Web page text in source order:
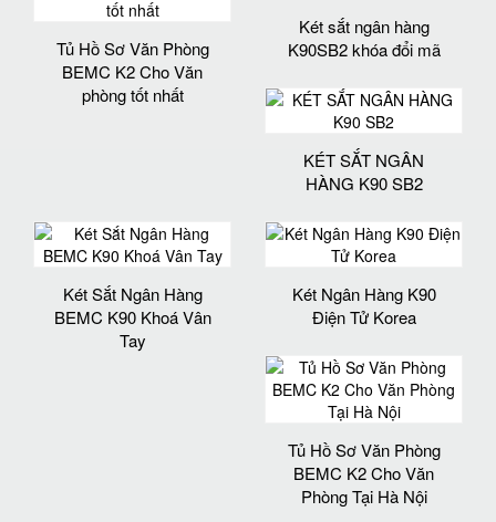
Tủ Hồ Sơ Văn Phòng
BEMC K2 Cho Văn
phòng tốt nhất
Két sắt ngân hàng
K90SB2 khóa đổi mã
KÉT SẮT NGÂN
HÀNG K90 SB2
Két Sắt Ngân Hàng
BEMC K90 Khoá Vân
Tay
Két Ngân Hàng K90
Điện Tử Korea
Tủ Hồ Sơ Văn Phòng
BEMC K2 Cho Văn
Phòng Tại Hà Nội